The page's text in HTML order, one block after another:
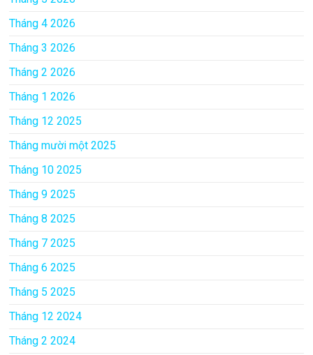
Tháng 4 2026
Tháng 3 2026
Tháng 2 2026
Tháng 1 2026
Tháng 12 2025
Tháng mười một 2025
Tháng 10 2025
Tháng 9 2025
Tháng 8 2025
Tháng 7 2025
Tháng 6 2025
Tháng 5 2025
Tháng 12 2024
Tháng 2 2024